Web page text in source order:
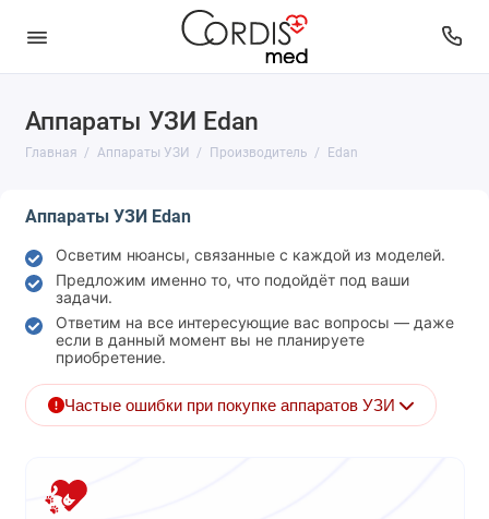
Аппараты УЗИ Edan
Главная Аппараты УЗИ Производитель Edan
Вид
Класс
Производитель
Аппараты УЗИ Edan
Осветим нюансы, связанные с каждой из моделей.
Предложим именно то, что подойдёт под ваши
задачи.
Ответим на все интересующие вас вопросы — даже
если в данный момент вы не планируете
приобретение.
Частые ошибки при покупке аппаратов УЗИ